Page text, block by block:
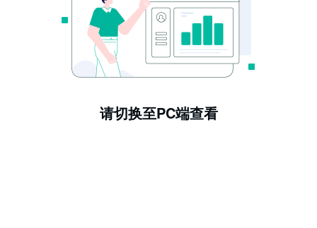
请切换至PC端查看